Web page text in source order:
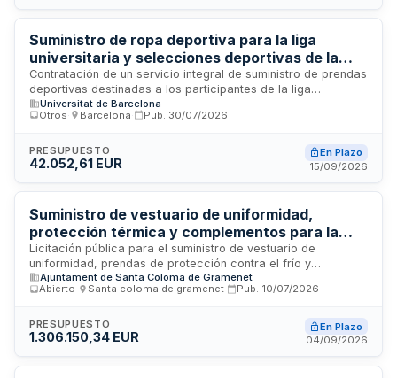
responsabilizarse por cualquier daño antes de la recepción.
Se establece un límite de devoluciones defectuosas del
treinta por ciento para mantener el contrato vigente.
Suministro de ropa deportiva para la liga
universitaria y selecciones deportivas de la
Universidad de Barcelona mediante plataforma
de venta en línea con distribución a domicilio
Contratación de un servicio integral de suministro de prendas
deportivas destinadas a los participantes de la liga
universitaria y las selecciones deportivas de la Universidad
de Barcelona. El proveedor deberá disponer de una
usuarios solicitar productos, con entrega en el domicilio
indicado en cada pedido en un máximo de diez días
encargos, funcionando bajo un sistema de tracto sucesivo
sin compromisos mínimos de compra hasta agotar el
presupuesto disponible.
Universitat de Barcelona
Otros
Barcelona Pub. 30/07/2026
PRESUPUESTO
42.052,61 EUR
En Plazo
15/09/2026
Suministro de vestuario de uniformidad,
protección térmica y complementos para la
Policía Local de Santa Coloma de Gramanet
Licitación pública para el suministro de vestuario de
uniformidad, prendas de protección contra el frío y
complementos destinados al cuerpo de Policía Local de
Santa Coloma de Gramanet. El contrato se divide en dos
complementos. Incluye medidas de contratación socialmente
responsable orientadas al reciclaje y reutilización de
Ajuntament de Santa Coloma de Gramenet
Abierto
Santa coloma de gramenet Pub. 10/07/2026
PRESUPUESTO
1.306.150,34 EUR
En Plazo
04/09/2026